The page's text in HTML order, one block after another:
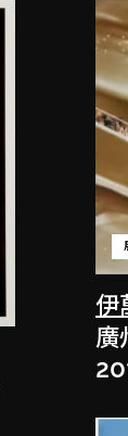
伊
廣